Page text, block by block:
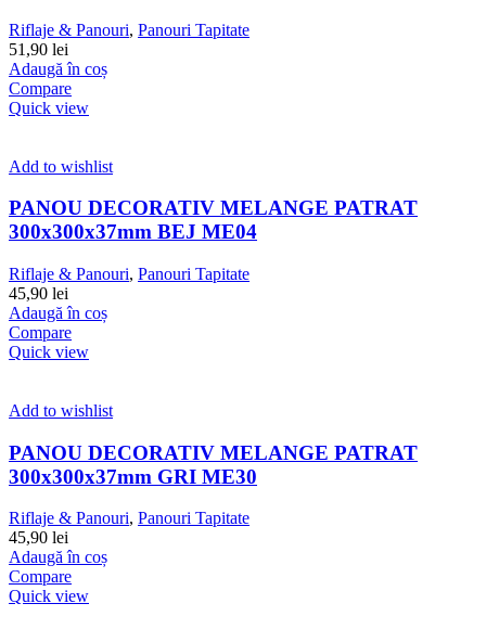
Riflaje & Panouri, Panouri Tapitate
51,90 lei
Adaugă în coș
Compare
Quick view
Add to wishlist
PANOU DECORATIV MELANGE PATRAT
300x300x37mm BEJ ME04
Riflaje & Panouri, Panouri Tapitate
45,90 lei
Adaugă în coș
Compare
Quick view
Add to wishlist
PANOU DECORATIV MELANGE PATRAT
300x300x37mm GRI ME30
Riflaje & Panouri, Panouri Tapitate
45,90 lei
Adaugă în coș
Compare
Quick view